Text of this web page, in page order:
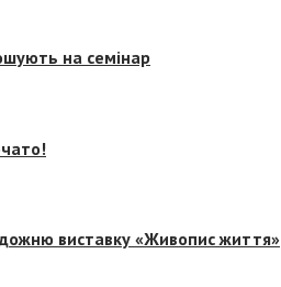
на семінар
виставку «Живопис життя»